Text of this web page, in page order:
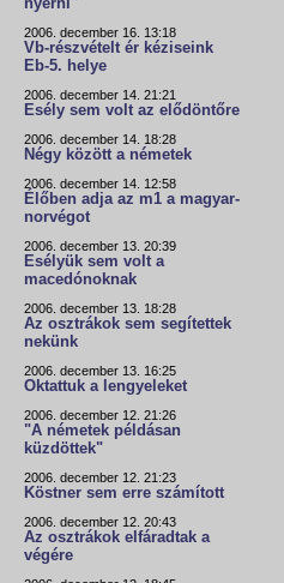
nyerni"
2006. december 16. 13:18
Vb-részvételt ér kéziseink
Eb-5. helye
2006. december 14. 21:21
Esély sem volt az elődöntőre
2006. december 14. 18:28
Négy között a németek
2006. december 14. 12:58
Élőben adja az m1 a magyar-
norvégot
2006. december 13. 20:39
Esélyük sem volt a
macedónoknak
2006. december 13. 18:28
Az osztrákok sem segítettek
nekünk
2006. december 13. 16:25
Oktattuk a lengyeleket
2006. december 12. 21:26
"A németek példásan
küzdöttek"
2006. december 12. 21:23
Köstner sem erre számított
2006. december 12. 20:43
Az osztrákok elfáradtak a
végére